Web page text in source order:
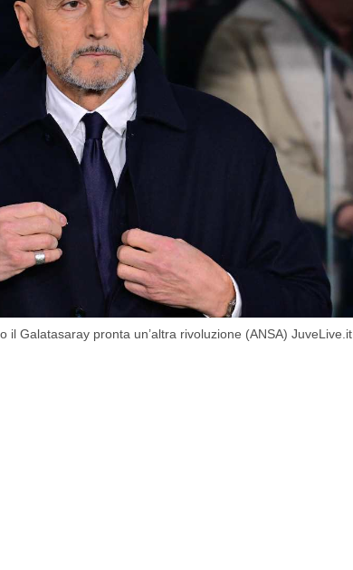
il Galatasaray pronta un’altra rivoluzione (ANSA) JuveLive.it